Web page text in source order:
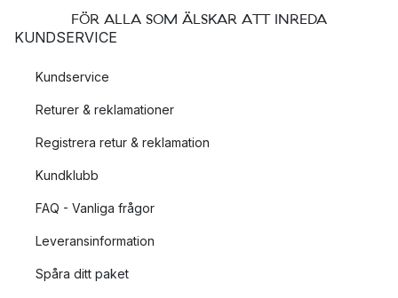
FÖR ALLA SOM ÄLSKAR ATT INREDA
KUNDSERVICE
Kundservice
Returer & reklamationer
Registrera retur & reklamation
Kundklubb
FAQ - Vanliga frågor
Leveransinformation
Spåra ditt paket